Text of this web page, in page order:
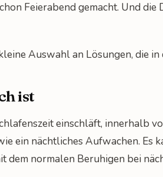
Feierabend gemacht. Und
Auswahl an Lösungen, die
ist
einschläft, innerhalb
ein nächtliches Aufwachen.
dem normalen Beruhigen bei